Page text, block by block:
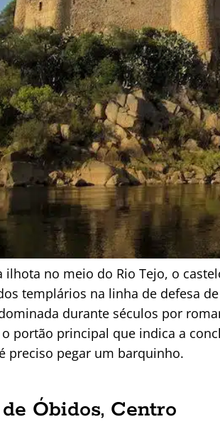
ilhota no meio do Rio Tejo, o
templários na linha de defesa
durante séculos por
portão principal que indica a
preciso pegar um barquinho.
Óbidos, Centro